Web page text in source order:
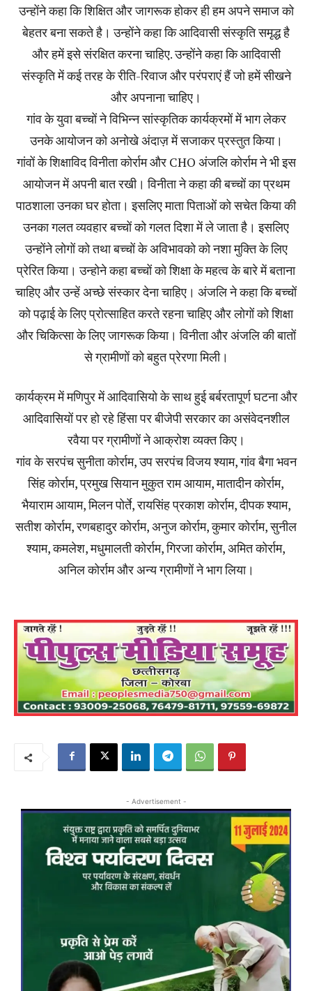
उन्होंने कहा कि शिक्षित और जागरूक होकर ही हम अपने समाज को
बेहतर बना सकते है। उन्होंने कहा कि आदिवासी संस्कृति समृद्ध है
और हमें इसे संरक्षित करना चाहिए. उन्होंने कहा कि आदिवासी
संस्कृति में कई तरह के रीति-रिवाज और परंपराएं हैं जो हमें सीखने
और अपनाना चाहिए।
गांव के युवा बच्चों ने विभिन्न सांस्कृतिक कार्यक्रमों में भाग लेकर
उनके आयोजन को अनोखे अंदाज़ में सजाकर प्रस्तुत किया।
गांवों के शिक्षाविद विनीता कोर्राम और CHO अंजलि कोर्राम ने भी इस
आयोजन में अपनी बात रखी। विनीता ने कहा की बच्चों का प्रथम
पाठशाला उनका घर होता। इसलिए माता पिताओं को सचेत किया की
उनका गलत व्यवहार बच्चों को गलत दिशा में ले जाता है। इसलिए
उन्होंने लोगों को तथा बच्चों के अविभावको को नशा मुक्ति के लिए
प्रेरित किया। उन्होने कहा बच्चों को शिक्षा के महत्व के बारे में बताना
चाहिए और उन्हें अच्छे संस्कार देना चाहिए। अंजलि ने कहा कि बच्चों
को पढ़ाई के लिए प्रोत्साहित करते रहना चाहिए और लोगों को शिक्षा
और चिकित्सा के लिए जागरूक किया। विनीता और अंजलि की बातों
से ग्रामीणों को बहुत प्रेरणा मिली।
कार्यक्रम में मणिपुर में आदिवासियो के साथ हुई बर्बरतापूर्ण घटना और
आदिवासियों पर हो रहे हिंसा पर बीजेपी सरकार का असंवेदनशील
रवैया पर ग्रामीणों ने आक्रोश व्यक्त किए।
गांव के सरपंच सुनीता कोर्राम, उप सरपंच विजय श्याम, गांव बैगा भवन
सिंह कोर्राम, प्रमुख सियान मुकुत राम आयाम, मातादीन कोर्राम,
भैयाराम आयाम, मिलन पोर्ते, रायसिंह प्रकाश कोर्राम, दीपक श्याम,
सतीश कोर्राम, रणबहादुर कोर्राम, अनुज कोर्राम, कुमार कोर्राम, सुनील
श्याम, कमलेश, मधुमालती कोर्राम, गिरजा कोर्राम, अमित कोर्राम,
अनिल कोर्राम और अन्य ग्रामीणों ने भाग लिया।
- Advertisement -